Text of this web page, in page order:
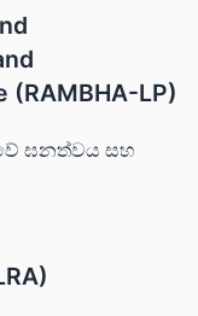
(RAMBHA-LP)
ඝනත්වය සහ